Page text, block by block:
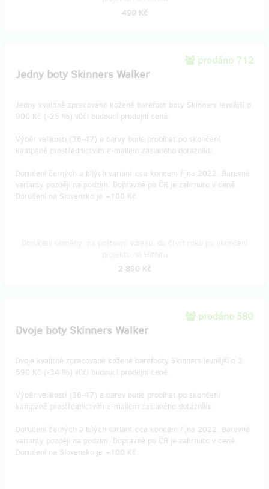
490 Kč
prodáno 712
Jedny boty Skinners Walker
Jedny kvalitně zpracované kožené barefoot boty Skinners levnější o
900 Kč (-25 %) vůči budoucí prodejní ceně.
Výběr velikosti (36-47) a barvy bude probíhat po skončení
kampaně prostřednictvím e-mailem zaslaného dotazníku.
Doručení černých a bílých variant cca koncem října 2022. Barevné
varianty později na podzim. Dopravné po ČR je zahrnuto v ceně.
Doručení na Slovensko je +100 Kč.
2 890 Kč
prodáno 580
Dvoje boty Skinners Walker
Dvoje kvalitně zpracované kožené barefooty Skinners levnější o 2
590 Kč (-34 %) vůči budoucí prodejní ceně.
Výběr velikostí (36-47) a barev bude probíhat po skončení
kampaně prostřednictvím e-mailem zaslaného dotazníku.
Doručení černých a bílých variant cca koncem října 2022. Barevné
varianty později na podzim. Dopravné po ČR je zahrnuto v ceně.
Doručení na Slovensko je +100 Kč.